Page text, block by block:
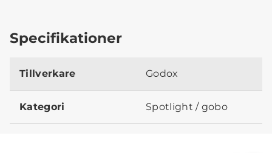
Specifikationer
Tillverkare Godox
Kategori Spotlight / gobo